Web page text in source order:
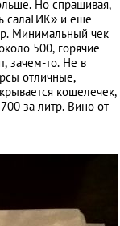
Но спрашивая,
салаТИК» и еще
Минимальный чек
500, горячие
зачем-то. Не в
отличные,
кошелечек,
за литр. Вино от